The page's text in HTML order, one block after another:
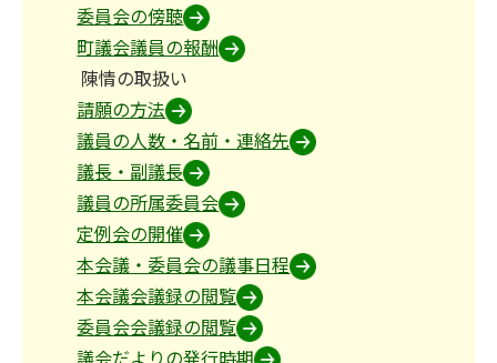
委員会の傍聴
町議会議員の報酬
陳情の取扱い
請願の方法
議員の人数・名前・連絡先
議長・副議長
議員の所属委員会
定例会の開催
本会議・委員会の議事日程
本会議会議録の閲覧
委員会会議録の閲覧
議会だよりの発行時期